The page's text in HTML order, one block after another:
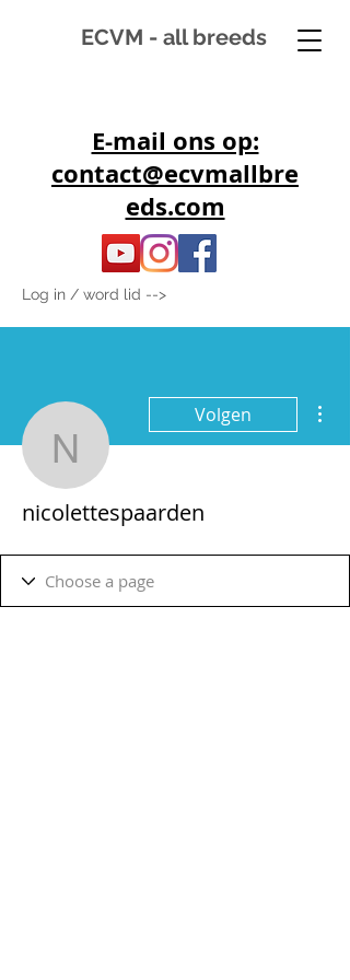
ECVM - all breeds
E-mail ons op:
contact@ecvmallbre
eds.com
Log in / word lid -->
Volgen
nicolettespaarden